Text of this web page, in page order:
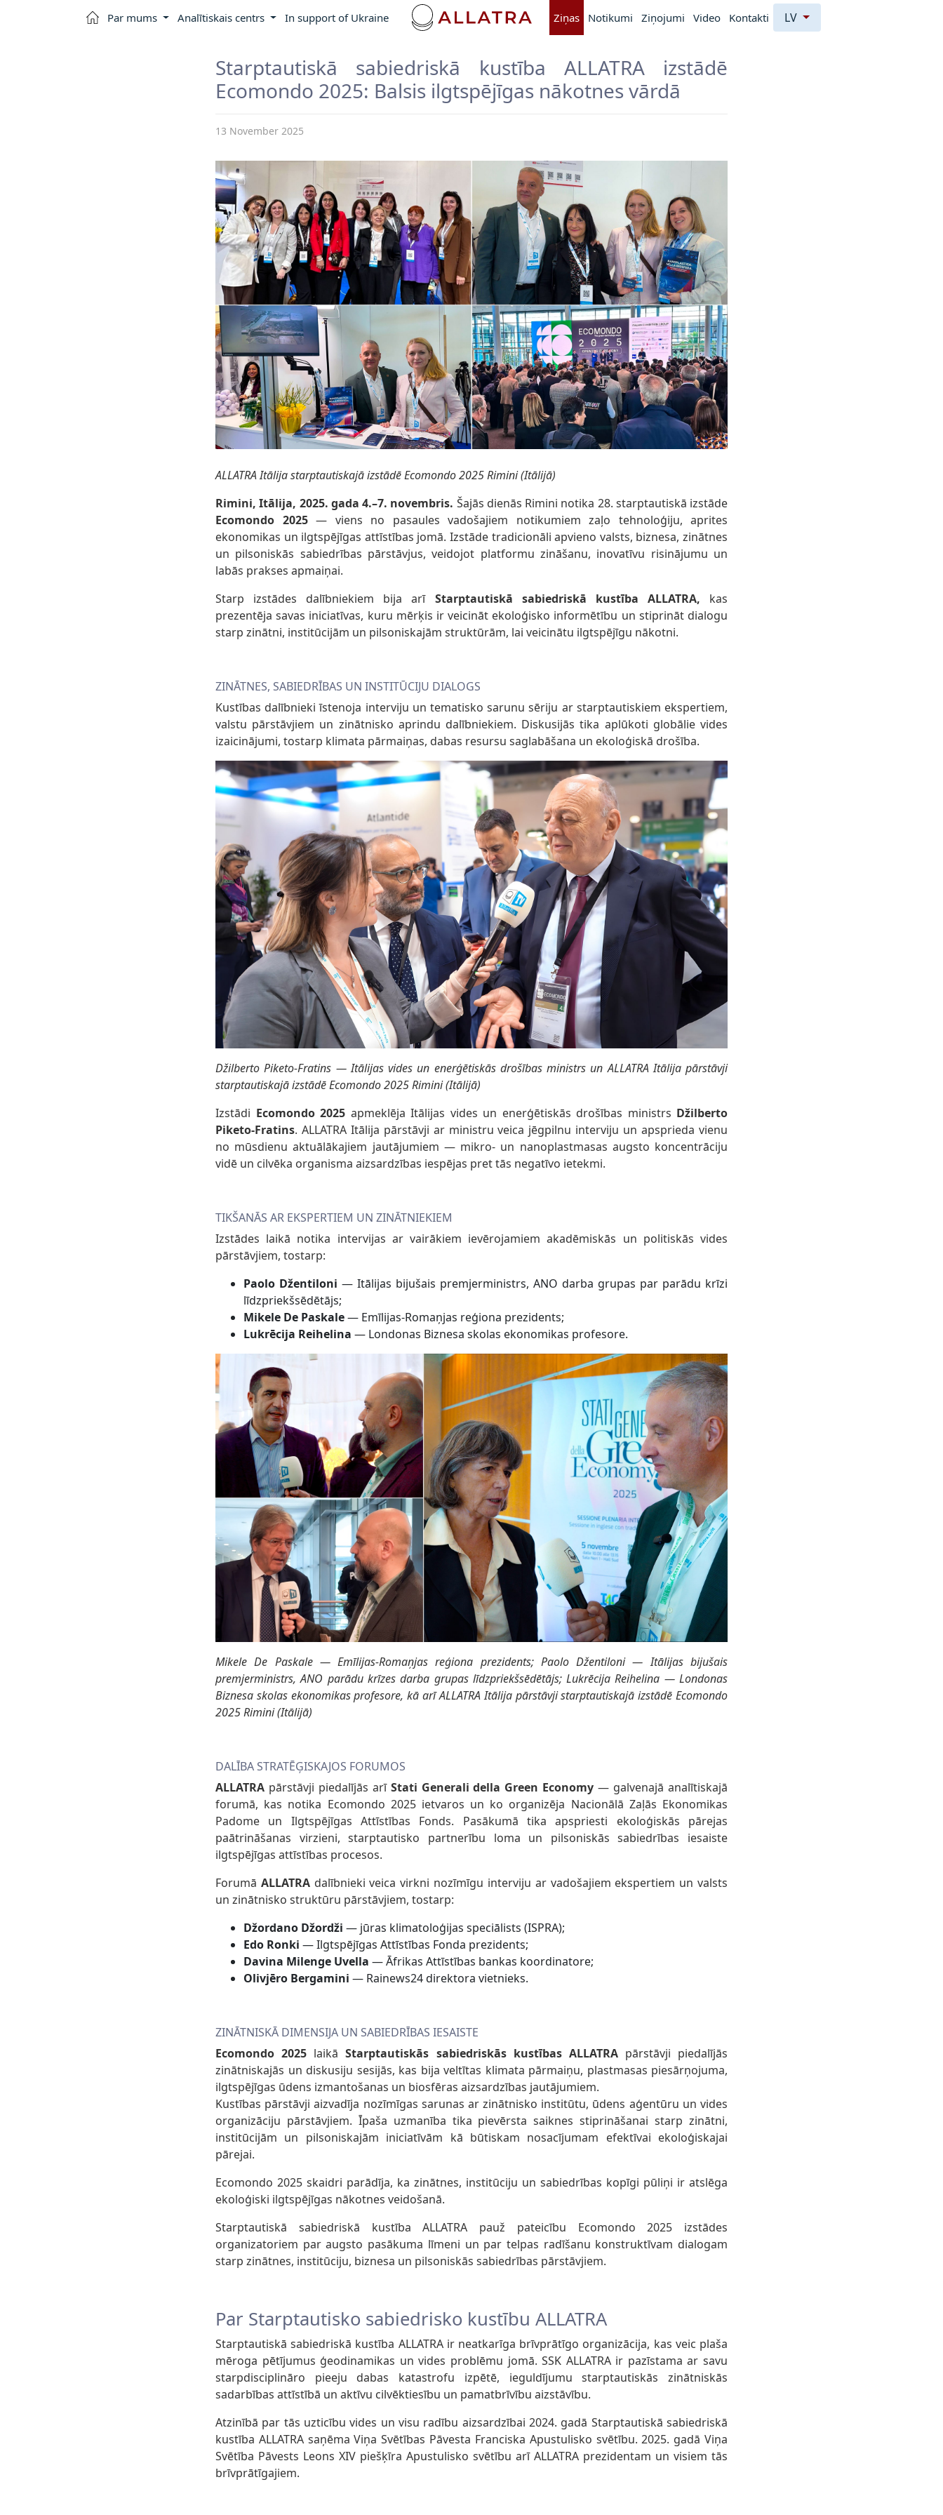
Par mums Analītiskais centrs In support of Ukraine Ziņas Notikumi Ziņojumi Video Kontakti LV
Starptautiskā sabiedriskā kustība ALLATRA izstādē
Ecomondo 2025: Balsis ilgtspējīgas nākotnes vārdā
13 November 2025
ALLATRA Itālija starptautiskajā izstādē Ecomondo 2025 Rimini (Itālijā)
Rimini, Itālija, 2025. gada 4.–7. novembris. Šajās dienās Rimini notika 28. starptautiskā izstāde
Ecomondo 2025— viens no pasaules vadošajiem notikumiem zaļo tehnoloģiju, aprites
ekonomikas un ilgtspējīgas attīstības jomā. Izstāde tradicionāli apvieno valsts, biznesa, zinātnes
un pilsoniskās sabiedrības pārstāvjus, veidojot platformu zināšanu, inovatīvu risinājumu un
labās prakses apmaiņai.
Starp izstādes dalībniekiem bija arī Starptautiskā sabiedriskā kustība ALLATRA, kas
prezentēja savas iniciatīvas, kuru mērķis ir veicināt ekoloģisko informētību un stiprināt dialogu
starp zinātni, institūcijām un pilsoniskajām struktūrām, lai veicinātu ilgtspējīgu nākotni.
ZINĀTNES, SABIEDRĪBAS UN INSTITŪCIJU DIALOGS
Kustības dalībnieki īstenoja interviju un tematisko sarunu sēriju ar starptautiskiem ekspertiem,
valstu pārstāvjiem un zinātnisko aprindu dalībniekiem. Diskusijās tika aplūkoti globālie vides
izaicinājumi, tostarp klimata pārmaiņas, dabas resursu saglabāšana un ekoloģiskā drošība.
Džilberto Piketo-Fratins — Itālijas vides un enerģētiskās drošības ministrs un ALLATRA Itālija pārstāvji
starptautiskajā izstādē Ecomondo 2025 Rimini (Itālijā)
Izstādi Ecomondo 2025 apmeklēja Itālijas vides un enerģētiskās drošības ministrs Džilberto
Piketo-Fratins. ALLATRA Itālija pārstāvji ar ministru veica jēgpilnu interviju un apsprieda vienu
no mūsdienu aktuālākajiem jautājumiem — mikro- un nanoplastmasas augsto koncentrāciju
vidē un cilvēka organisma aizsardzības iespējas pret tās negatīvo ietekmi.
TIKŠANĀS AR EKSPERTIEM UN ZINĀTNIEKIEM
Izstādes laikā notika intervijas ar vairākiem ievērojamiem akadēmiskās un politiskās vides
pārstāvjiem, tostarp:
Paolo Džentiloni — Itālijas bijušais premjerministrs, ANO darba grupas par parādu krīzi
līdzpriekšsēdētājs;
Mikele De Paskale— Emīlijas-Romaņjas reģiona prezidents;
Lukrēcija Reihelina — Londonas Biznesa skolas ekonomikas profesore.
Mikele De Paskale — Emīlijas-Romaņjas reģiona prezidents; Paolo Džentiloni — Itālijas bijušais
premjerministrs, ANO parādu krīzes darba grupas līdzpriekšsēdētājs; Lukrēcija Reihelina — Londonas
Biznesa skolas ekonomikas profesore, kā arī ALLATRA Itālija pārstāvji starptautiskajā izstādē Ecomondo
2025 Rimini (Itālijā)
DALĪBA STRATĒĢISKAJOS FORUMOS
ALLATRA pārstāvji piedalījās arī Stati Generali della Green Economy — galvenajā analītiskajā
forumā, kas notika Ecomondo 2025 ietvaros un ko organizēja Nacionālā Zaļās Ekonomikas
Padome un Ilgtspējīgas Attīstības Fonds. Pasākumā tika apspriesti ekoloģiskās pārejas
paātrināšanas virzieni, starptautisko partnerību loma un pilsoniskās sabiedrības iesaiste
ilgtspējīgas attīstības procesos.
Forumā ALLATRAdalībnieki veica virkni nozīmīgu interviju ar vadošajiem ekspertiem un valsts
un zinātnisko struktūru pārstāvjiem, tostarp:
Džordano Džordži — jūras klimatoloģijas speciālists (ISPRA);
Edo Ronki — Ilgtspējīgas Attīstības Fonda prezidents;
Davina Milenge Uvella — Āfrikas Attīstības bankas koordinatore;
Olivjēro Bergamini — Rainews24 direktora vietnieks.
ZINĀTNISKĀ DIMENSIJA UN SABIEDRĪBAS IESAISTE
Ecomondo 2025 laikāStarptautiskās sabiedriskās kustības ALLATRApārstāvji piedalījās
zinātniskajās un diskusiju sesijās, kas bija veltītas klimata pārmaiņu, plastmasas piesārņojuma,
ilgtspējīgas ūdens izmantošanas un biosfēras aizsardzības jautājumiem.
Kustības pārstāvji aizvadīja nozīmīgas sarunas ar zinātnisko institūtu, ūdens aģentūru un vides
organizāciju pārstāvjiem. Īpaša uzmanība tika pievērsta saiknes stiprināšanai starp zinātni,
institūcijām un pilsoniskajām iniciatīvām kā būtiskam nosacījumam efektīvai ekoloģiskajai
pārejai.
Ecomondo 2025 skaidri parādīja, ka zinātnes, institūciju un sabiedrības kopīgi pūliņi ir atslēga
ekoloģiski ilgtspējīgas nākotnes veidošanā.
Starptautiskā sabiedriskā kustība ALLATRA pauž pateicību Ecomondo 2025 izstādes
organizatoriem par augsto pasākuma līmeni un par telpas radīšanu konstruktīvam dialogam
starp zinātnes, institūciju, biznesa un pilsoniskās sabiedrības pārstāvjiem.
Par Starptautisko sabiedrisko kustību ALLATRA
Starptautiskā sabiedriskā kustība ALLATRA ir neatkarīga brīvprātīgo organizācija, kas veic plaša
mēroga pētījumus ģeodinamikas un vides problēmu jomā. SSK ALLATRA ir pazīstama ar savu
starpdisciplināro pieeju dabas katastrofu izpētē, ieguldījumu starptautiskās zinātniskās
sadarbības attīstībā un aktīvu cilvēktiesību un pamatbrīvību aizstāvību.
Atzinībā par tās uzticību vides un visu radību aizsardzībai 2024. gadā Starptautiskā sabiedriskā
kustība ALLATRA saņēma Viņa Svētības Pāvesta Franciska Apustulisko svētību. 2025. gadā Viņa
Svētība Pāvests Leons XIV piešķīra Apustulisko svētību arī ALLATRA prezidentam un visiem tās
brīvprātīgajiem.